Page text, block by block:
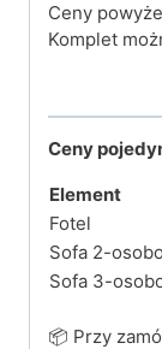
Ceny
Komplet
Ceny
Element
Fotel
Sofa 2-
Sofa 3-
📦 Przy